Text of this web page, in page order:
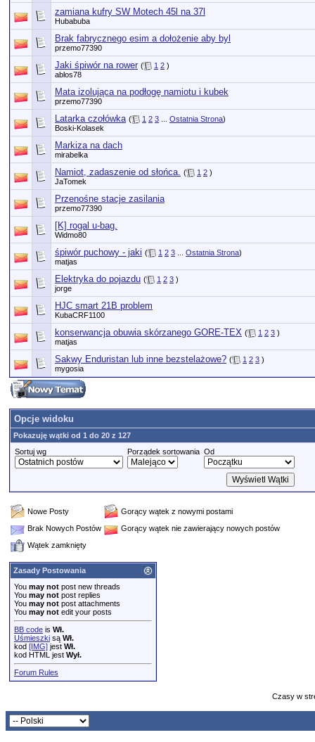
zamiana kufry SW Motech 45l na 37l
Hubabuba
Brak fabrycznego esim a dołożenie aby byl
przemo77390
Jaki śpiwór na rower ( 1 2 )
ablos78
Mata izolująca na podłogę namiotu i kubek
przemo77390
Latarka czołówka ( 1 2 3 Ostatnia Strona)
Boski-Kolasek
Markiza na dach
mirabelka
Namiot, zadaszenie od słońca. ( 1 2 )
JaTomek
Przenośne stacje zasilania
przemo77390
[K] rogal u-bag.
Widmo80
śpiwór puchowy - jaki ( 1 2 3 Ostatnia Strona)
matjas
Elektryka do pojazdu ( 1 2 3 )
jorge
HJC smart 21B problem
KubaCRF1100
konserwancja obuwia skórzanego GORE-TEX ( 1 2 3 )
matjas
Sakwy Enduristan lub inne bezstelażowe? ( 1 2 3 )
mygosia
Opcje widoku
Pokazuję wątki od 1 do 20 z 127
Sortuj wg
Porządek sortowania Od
Nowe Posty
Gorący wątek z nowymi postami
Brak Nowych Postów
Gorący wątek nie zawierający nowych postów
Wątek zamknięty
Zasady Postowania
You may not post new threads
You may not post replies
You may not post attachments
You may not edit your posts
BB code is Wł.
Uśmieszki są Wł.
kod [IMG] jest Wł.
kod HTML jest Wył.
Forum Rules
Czasy w